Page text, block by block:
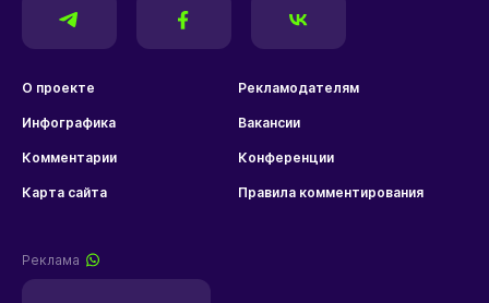
О проекте Рекламодателям
Инфографика Вакансии
Комментарии Конференции
Карта сайта Правила комментирования
Реклама